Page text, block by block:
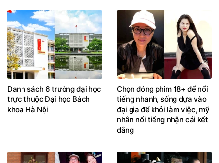
Danh sách 6 trường đại học
trực thuộc Đại học Bách
khoa Hà Nội
Chọn đóng phim 18+ để nổi
tiếng nhanh, sống dựa vào
đại gia để khỏi làm việc, mỹ
nhân nổi tiếng nhận cái kết
đắng